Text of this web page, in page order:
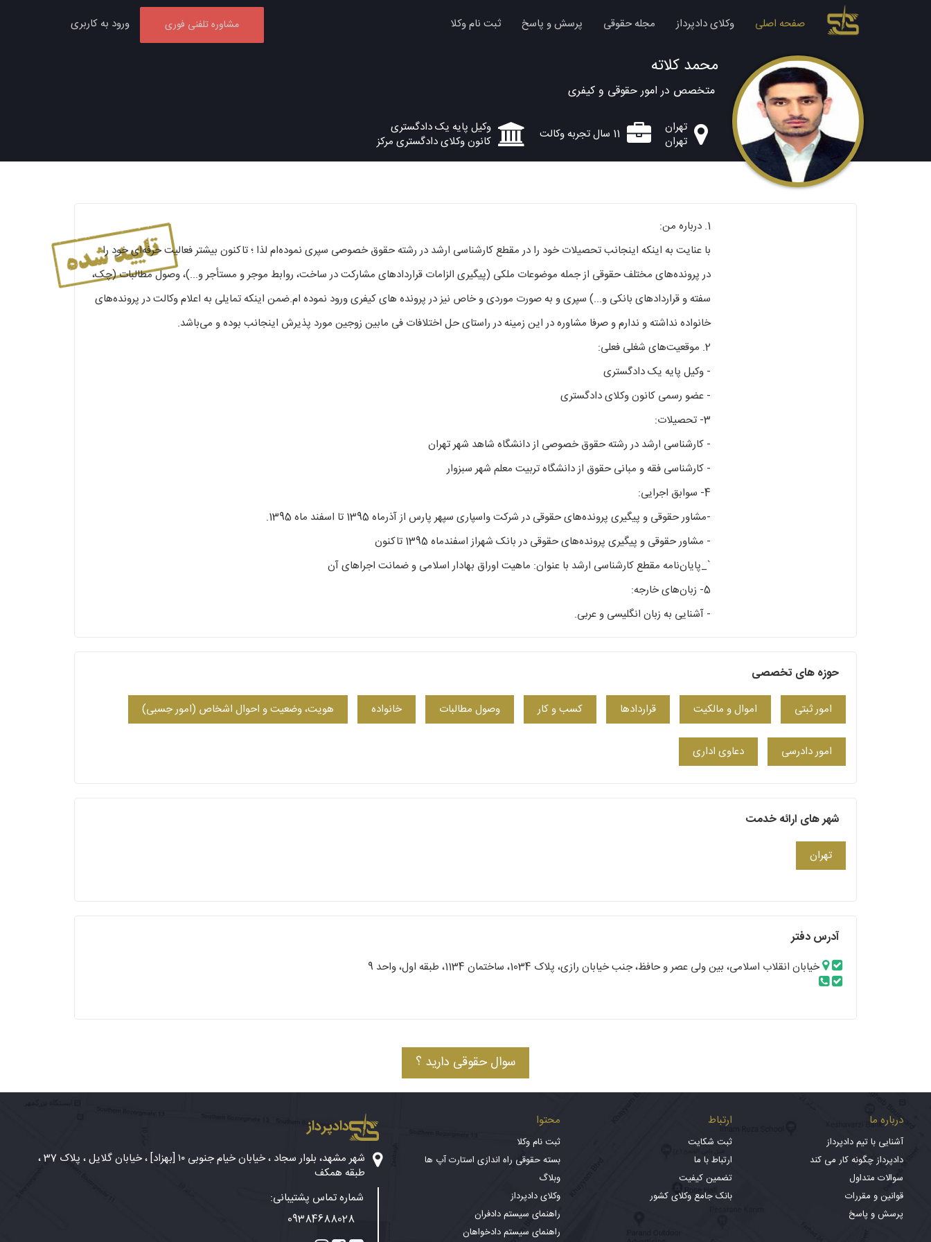
صفحه اصلی وکلای دادپرداز مجله حقوقی پرسش و پاسخ ثبت نام وکلا مشاوره تلفنی فوری ورود به کاربری
محمد کلاته
متخصص در امور حقوقی و کیفری
تهران
تهران
11 سال تجربه وکالت
وکیل پایه یک دادگستری
کانون وکلای دادگستری مرکز
1. درباره من:
با عنایت به اینکه اینجانب تحصیلات خود را در مقطع کارشناسی ارشد در رشته حقوق خصوصی سپری نموده‌ام لذا ؛ تاکنون بیشتر فعالیت حرفه‌ای خود را
در پرونده‌های مختلف حقوقی از جمله موضوعات ملکی (پیگیری الزامات قراردادهای مشارکت در ساخت، روابط موجر و مستأجر و...)، وصول مطالبات (چک،
سفته و قراردادهای بانکی و...) سپری و به صورت موردی و خاص نیز در پرونده های کیفری ورود نموده ام.ضمن اینکه تمایلی به اعلام وکالت در پرونده‌های
خانواده نداشته و ندارم و صرفا مشاوره در این زمینه در راستای حل اختلافات فی مابین زوجین مورد پذیرش اینجانب بوده و می‌باشد.
2. موقعیت‌های شغلی فعلی:
- وکیل پایه یک دادگستری
- عضو رسمی کانون وکلای دادگستری
3- تحصیلات:
- کارشناسی ارشد در رشته حقوق خصوصی از دانشگاه شاهد شهر تهران
- کارشناسی فقه و مبانی حقوق از دانشگاه تربیت معلم شهر سبزوار
4- سوابق اجرایی:
-مشاور حقوقی و پیگیری پرونده‌های حقوقی در شرکت واسپاری سپهر پارس از آذرماه 1395 تا اسفند ماه 1395.
- مشاور حقوقی و پیگیری پرونده‌های حقوقی در بانک شهراز اسفندماه 1395 تاکنون
`_پایان‌نامه مقطع کارشناسی ارشد با عنوان: ماهیت اوراق بهادار اسلامی و ضمانت اجراهای آن
5- زبان‌های خارجه:
- آشنایی به زبان‌ انگلیسی و عربی.
حوزه های تخصصی
امور ثبتی اموال و مالکیت قراردادها کسب‌ و کار وصول مطالبات خانواده هویت، وضعیت و احوال اشخاص (امور حِسبی)
امور دادرسی دعاوی اداری
شهر های ارائه خدمت
تهران
آدرس دفتر
خیابان انقلاب اسلامی، بین ولی عصر و حافظ، جنب خیابان رازی، پلاک 1034، ساختمان 1134، طبقه اول، واحد 9
سوال حقوقی دارید ؟
درباره ما
آشنایی با تیم دادپرداز
دادپرداز چگونه کار می کند
سوالات متداول
قوانین و مقررات
پرسش و پاسخ
ارتباط
ثبت شکایت
ارتباط با ما
تضمین کیفیت
بانک جامع وکلای کشور
محتوا
ثبت نام وکلا
بسته حقوقی راه اندازی استارت آپ ها
وبلاگ
وکلای دادپرداز
راهنمای سیستم دادفران
راهنمای سیستم دادخواهان
دادپرداز
شهر مشهد، بلوار سجاد ، خیابان خیام جنوبی ۱۰ [بهزاد] ، خیابان گلایل ، پلاک 37 ،
طبقه همکف
شماره تماس پشتیبانی:
09384688028